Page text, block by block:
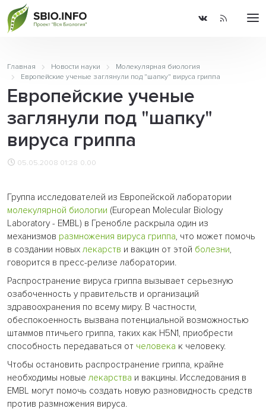
Главная Новости науки
Молекулярная биология
Европейские ученые заглянули под "шапку" вируса гриппа
Европейские ученые
заглянули под "шапку"
вируса гриппа
05.05.2008 01:28 0.00
Группа исследователей из Европейской лаборатории
молекулярной биологии (European Molecular Biology
Laboratory - EMBL) в Гренобле раскрыла один из
механизмов размножения вируса гриппа, что может помочь
в создании новых лекарств и вакцин от этой болезни,
говорится в пресс-релизе лаборатории.
Распространение вируса гриппа вызывает серьезную
озабоченность у правительств и организаций
здравоохранения по всему миру. В частности,
обеспокоенность вызвана потенциальной возможностью
штаммов птичьего гриппа, таких как H5N1, приобрести
способность передаваться от человека к человеку.
Чтобы остановить распространение гриппа, крайне
необходимы новые лекарства и вакцины. Исследования в
EMBL могут помочь создать новую разновидность средств
против размножения вируса.